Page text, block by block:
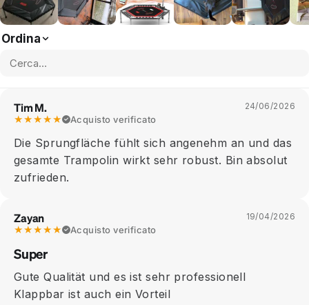
Ordina
Tim M.
★★★★★ Acquisto verificato
24/06/2026
Die Sprungfläche fühlt sich angenehm an und das
gesamte Trampolin wirkt sehr robust. Bin absolut
zufrieden.
Zayan
★★★★★ Acquisto verificato
19/04/2026
Super
Gute Qualität und es ist sehr professionell
Klappbar ist auch ein Vorteil